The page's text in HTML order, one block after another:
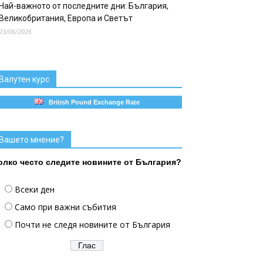
важното от последните дни: България,
Европа и Светът
06/2026
курс
British Pound Exchange Rate
мнение?
често следите новините от България?
Всеки ден
Само при важни събития
Почти не следя новините от България